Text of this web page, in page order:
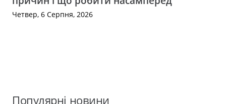
Четвер, 6 Серпня, 2026
Популярні новини